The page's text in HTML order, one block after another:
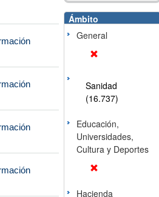
Ámbito
General
Sanidad
(16.737)
Educación,
Universidades,
Cultura y Deportes
Hacienda